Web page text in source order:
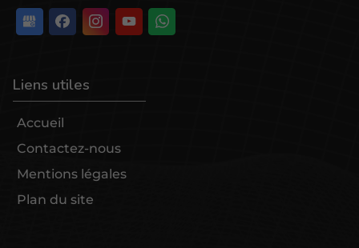
Liens utiles
Accueil
Contactez-nous
Mentions légales
Plan du site